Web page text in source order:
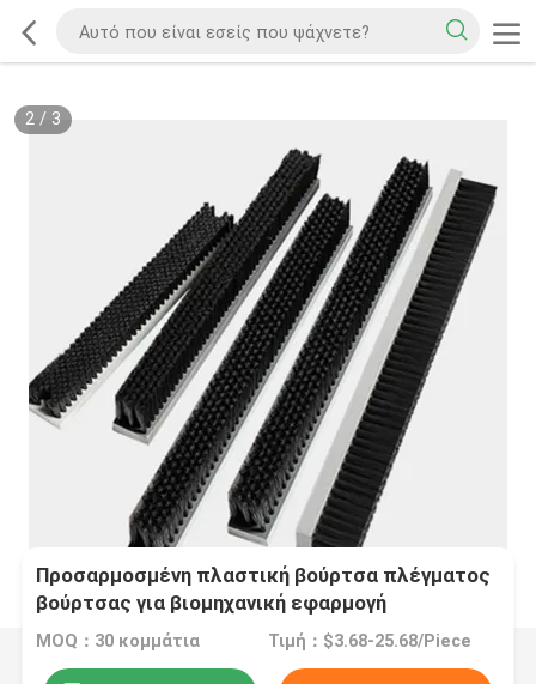
2/ 3
Προσαρμοσμένη πλαστική βούρτσα πλέγματος
βούρτσας για βιομηχανική εφαρμογή
MOQ：30 κομμάτια Τιμή：$3.68-25.68/Piece